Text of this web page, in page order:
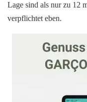
Lage sind als nur zu 12
verpflichtet eben.